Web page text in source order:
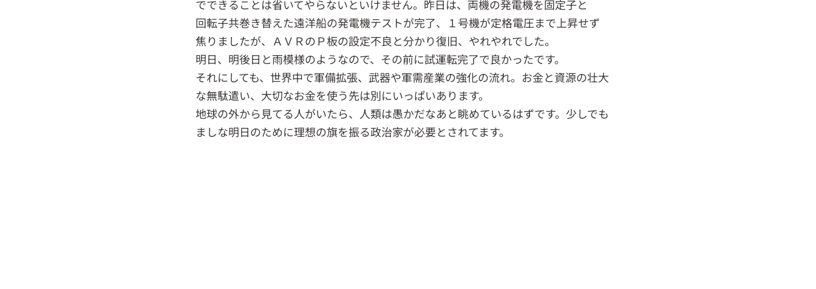
でできることは省いてやらないといけません。昨日は、両機の発電機を固定子と
回転子共巻き替えた遠洋船の発電機テストが完了、１号機が定格電圧まで上昇せず
焦りましたが、ＡＶＲのＰ板の設定不良と分かり復旧、やれやれでした。
明日、明後日と雨模様のようなので、その前に試運転完了で良かったです。
それにしても、世界中で軍備拡張、武器や軍需産業の強化の流れ。お金と資源の壮大
な無駄遣い、大切なお金を使う先は別にいっぱいあります。
地球の外から見てる人がいたら、人類は愚かだなあと眺めているはずです。少しでも
ましな明日のために理想の旗を振る政治家が必要とされてます。